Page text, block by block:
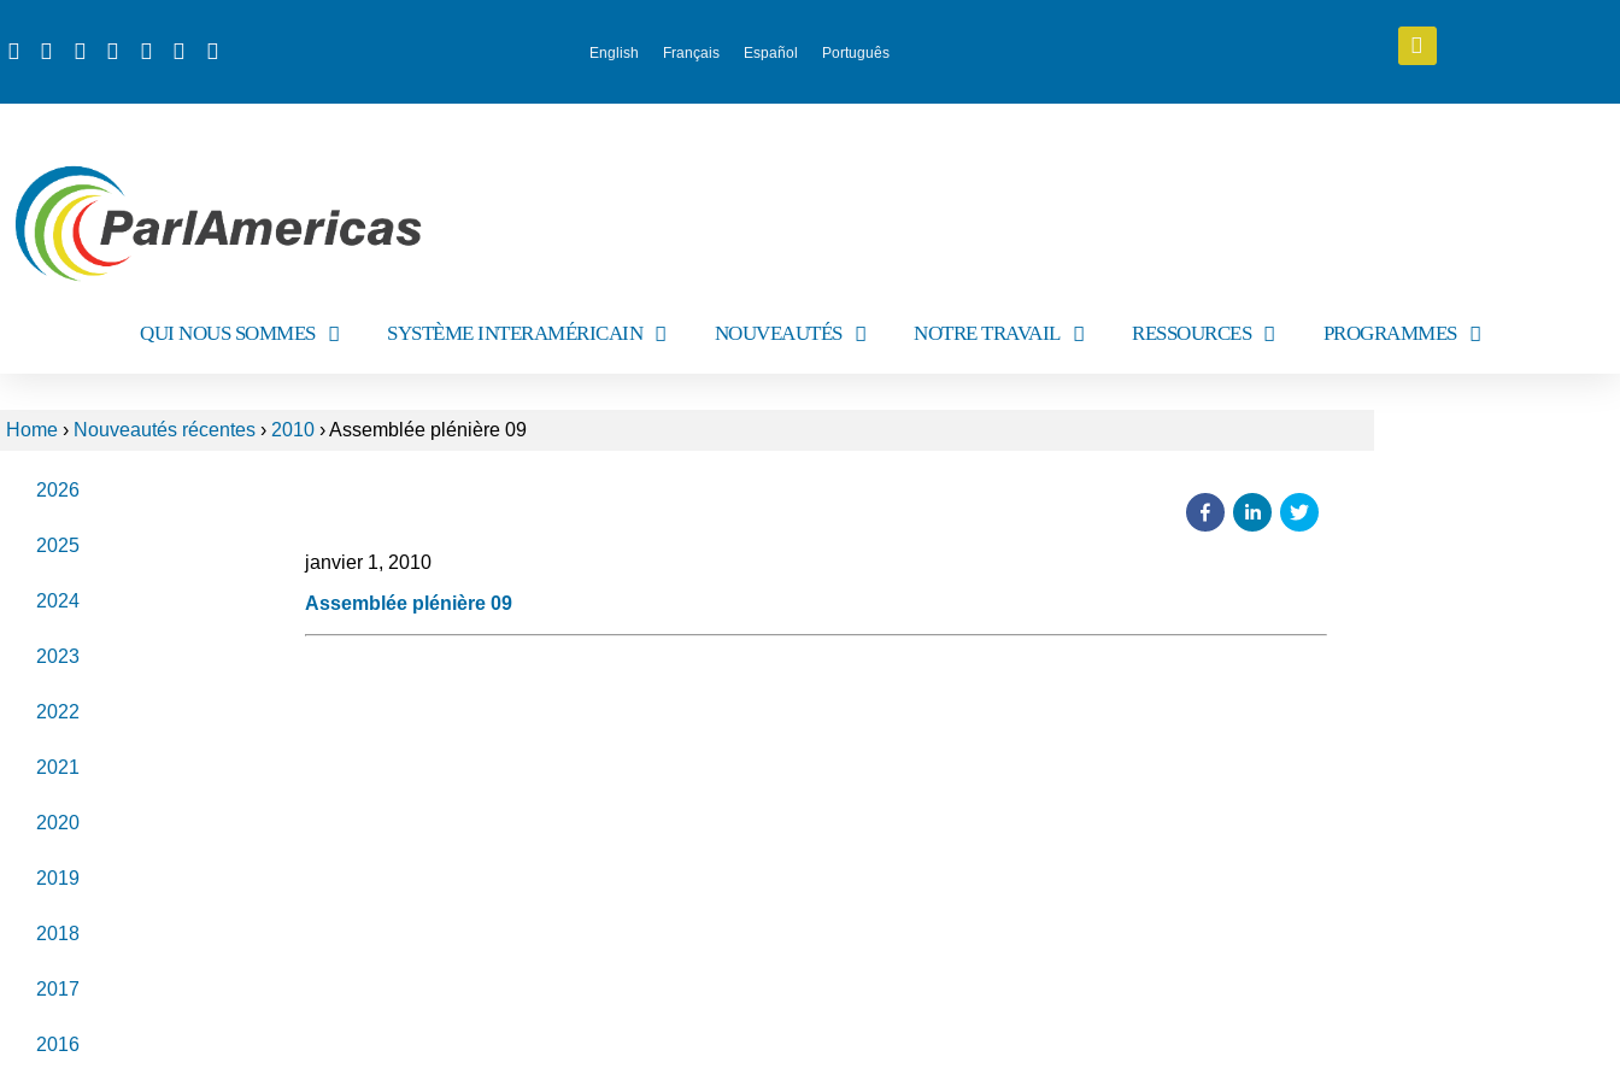
English Français Español Português
QUI NOUS SOMMES SYSTÈME INTERAMÉRICAIN NOUVEAUTÉS NOTRE TRAVAIL RESSOURCES PROGRAMMES
Home › Nouveautés récentes › 2010 ›Assemblée plénière 09
2026
2025
2024
2023
2022
2021
2020
2019
2018
2017
2016
janvier 1, 2010
Assemblée plénière 09